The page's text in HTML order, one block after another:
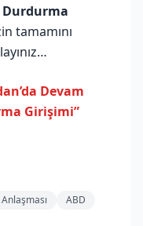
Durdurma
tamamını
Devam
Girişimi”
ABD